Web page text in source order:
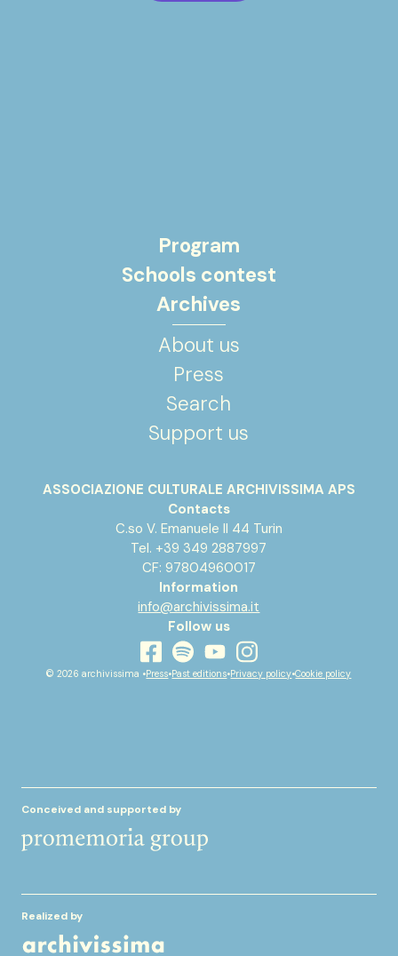
Program
Schools contest
Archives
About us
Press
Search
Support us
ASSOCIAZIONE CULTURALE ARCHIVISSIMA APS
Contacts
C.so V. Emanuele II 44 Turin
Tel. +39 349 2887997
CF: 97804960017
Information
info@archivissima.it
Follow us
facebook
spotifyyoutubeinstagram
© 2026 archivissima •Press•Past editions•Privacy policy•Cookie policy
Conceived and supported by
Realized by